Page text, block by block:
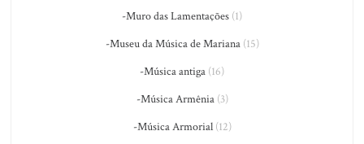
-Muro das Lamentações (1)
-Museu da Música de Mariana(15)
-Música antiga (16)
-Música Armênia(3)
-Música Armorial(12)